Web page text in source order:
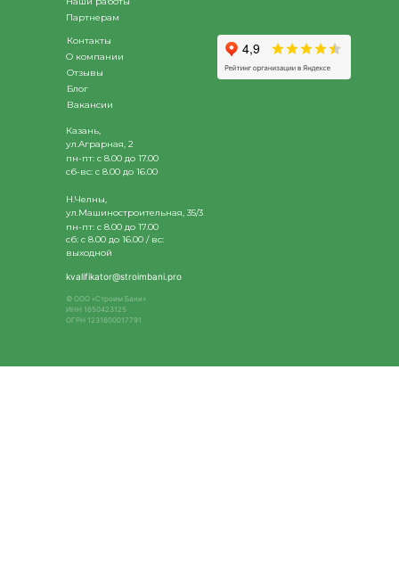
сб: с 8.00 до 16.00 / вс:
выходной
пн-пт: с 8.00 до 17.00
Н.Челны,
ул.Машиностроительная, 35/3
сб-вс: с 8.00 до 16.00
пн-пт: с 8.00 до 17.00
Казань,
ул.Аграрная, 2
Контакты
О компании
Отзывы
Вакансии
Блог
Партнерам
© ООО «Строим Бани»
ИНН 1650423125
ОГРН 1231600017791
kvalifikator@stroimbani.pro